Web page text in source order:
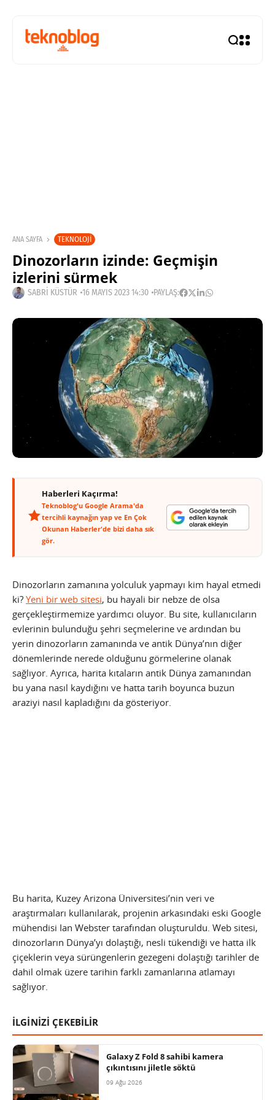
ANA SAYFA TEKNOLOJI
Dinozorların izinde: Geçmişin
izlerini sürmek
SABRI KÜSTÜR 16 MAYIS 2023 14:30 PAYLAŞ:
Haberleri Kaçırma!
Teknoblog'u Google Arama'da
tercihli kaynağın yap ve En Çok
Okunan Haberler'de bizi daha sık
gör.
Dinozorların zamanına yolculuk yapmayı kim hayal etmedi
ki? Yeni bir web sitesi, bu hayali bir nebze de olsa
gerçekleştirmemize yardımcı oluyor. Bu site, kullanıcıların
evlerinin bulunduğu şehri seçmelerine ve ardından bu
yerin dinozorların zamanında ve antik Dünya’nın diğer
dönemlerinde nerede olduğunu görmelerine olanak
sağlıyor. Ayrıca, harita kıtaların antik Dünya zamanından
bu yana nasıl kaydığını ve hatta tarih boyunca buzun
araziyi nasıl kapladığını da gösteriyor.
Bu harita, Kuzey Arizona Üniversitesi’nin veri ve
araştırmaları kullanılarak, projenin arkasındaki eski Google
mühendisi Ian Webster tarafından oluşturuldu. Web sitesi,
dinozorların Dünya’yı dolaştığı, nesli tükendiği ve hatta ilk
çiçeklerin veya sürüngenlerin gezegeni dolaştığı tarihler de
dahil olmak üzere tarihin farklı zamanlarına atlamayı
sağlıyor.
İLGİNİZİ ÇEKEBİLİR
Galaxy Z Fold 8 sahibi kamera
çıkıntısını jiletle söktü
09 Ağu 2026